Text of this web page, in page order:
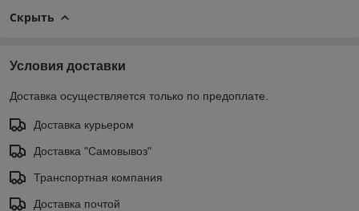
Скрыть
Условия доставки
Доставка осуществляется только по предоплате.
Доставка курьером
Доставка "Самовывоз"
Транспортная компания
Доставка почтой